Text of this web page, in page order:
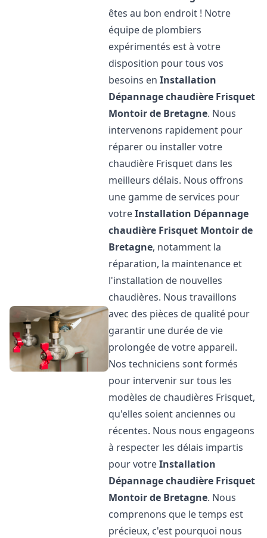
êtes au bon endroit ! Notre
équipe de plombiers
expérimentés est à votre
disposition pour tous vos
besoins enInstallation
Dépannage chaudière Frisquet
Montoir de Bretagne. Nous
intervenons rapidement pour
réparer ou installer votre
chaudière Frisquet dans les
meilleurs délais. Nous offrons
une gamme de services pour
votreInstallation Dépannage
chaudière Frisquet Montoir de
Bretagne, notamment la
réparation, la maintenance et
l'installation de nouvelles
chaudières. Nous travaillons
avec des pièces de qualité pour
garantir une durée de vie
prolongée de votre appareil.
Nos techniciens sont formés
pour intervenir sur tous les
modèles de chaudières Frisquet,
qu'elles soient anciennes ou
récentes. Nous nous engageons
à respecter les délais impartis
pour votreInstallation
Dépannage chaudière Frisquet
Montoir de Bretagne. Nous
comprenons que le temps est
précieux, c'est pourquoi nous